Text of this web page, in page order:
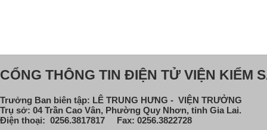
CỔNG THÔNG TIN ĐIỆN TỬ VIỆN KIỂM
Trưởng Ban biên tập: LÊ TRUNG HƯNG - VIỆN TRƯỞNG
Trụ sở: 04 Trần Cao Vân, Phường Quy Nhơn, tỉnh Gia Lai.
Điện thoại: 0256.3817817 Fax: 0256.3822728